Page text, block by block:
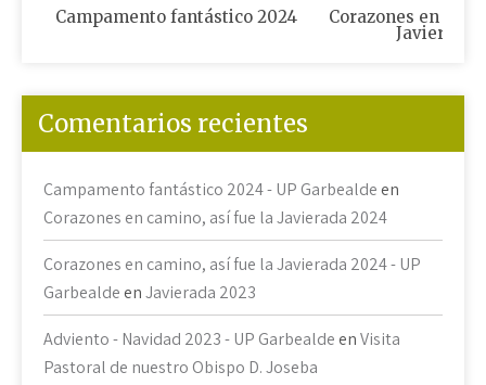
Campamento fantástico 2024 Corazones en
Javierada
Comentarios recientes
Campamento fantástico 2024 - UP Garbealdeen
Corazones en camino, así fue la Javierada 2024
Corazones en camino, así fue la Javierada 2024 - UP
GarbealdeenJavierada 2023
Adviento - Navidad 2023 - UP GarbealdeenVisita
Pastoral de nuestro Obispo D. Joseba